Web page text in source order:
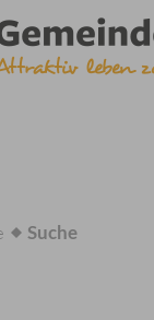
Suche